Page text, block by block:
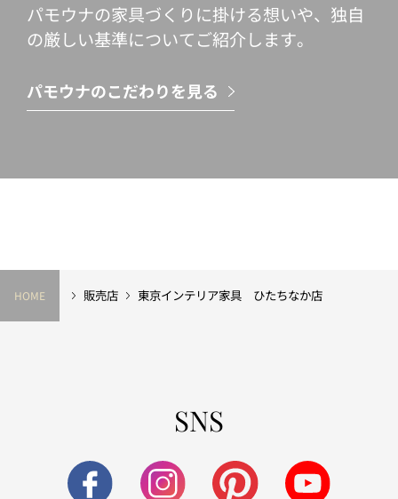
パモウナの家具づくりに掛ける想いや、独自
の厳しい基準についてご紹介します。
パモウナのこだわりを見る
HOME 販売店 東京インテリア家具 ひたちなか店
SNS